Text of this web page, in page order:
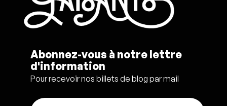
Abonnez-vous à notre lettre
d'information
Pour recevoir nos billets de blog par mail